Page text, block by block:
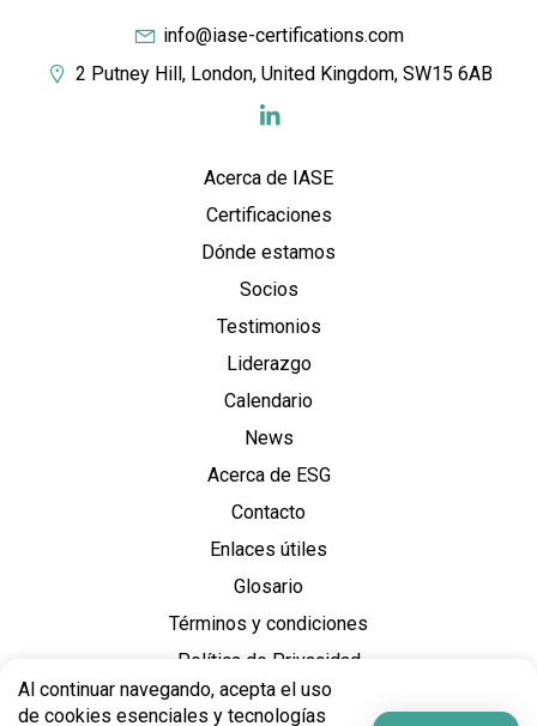
info@iase-certifications.com
2 Putney Hill, London, United Kingdom, SW15 6AB
Acerca de IASE
Certificaciones
Dónde estamos
Socios
Testimonios
Liderazgo
Calendario
News
Acerca de ESG
Contacto
Enlaces útiles
Glosario
Términos y condiciones
Política de Privacidad
Al continuar navegando, acepta el uso
de cookies esenciales y tecnologías